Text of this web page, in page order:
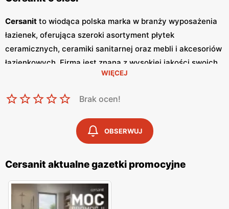
Cersanit to wiodąca polska marka w branży wyposażenia
łazienek, oferująca szeroki asortyment płytek
ceramicznych, ceramiki sanitarnej oraz mebli i akcesoriów
łazienkowych. Firma jest znana z wysokiej jakości swoich
produktów oraz innowacyjnych rozwiązań, które łączą w
cenią sobieniskie cenyoraz częste
umożliwiają realizację stylowych i funkcjonalnych
Cersanitregularnie wydaje
, w których prezentowane są najnowsze oferty
specjalne, nowości produktowe oraz sezonowe
te są dostępne w punktach
sprzedaży oraz online, co umożliwia klientom bieżące
śledzenie
promocjii planowanie zakupów. Publikacje te
WIĘCEJ
Brak ocen!
OBSERWUJ
Cersanit aktualne gazetki promocyjne